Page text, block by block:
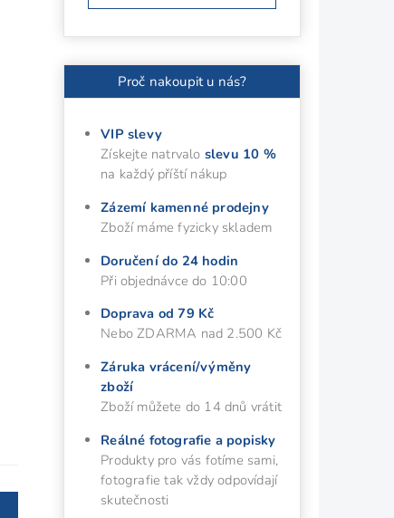
Proč nakoupit u nás?
VIP slevy
Získejte natrvalo slevu 10 %
na každý příští nákup
Zázemí kamenné prodejny
Zboží máme fyzicky skladem
Doručení do 24 hodin
Při objednávce do 10:00
Doprava od 79 Kč
Nebo ZDARMA nad 2.500 Kč
Záruka vrácení/výměny
zboží
Zboží můžete do 14 dnů vrátit
Reálné fotografie a popisky
Produkty pro vás fotíme sami,
fotografie tak vždy odpovídají
skutečnosti